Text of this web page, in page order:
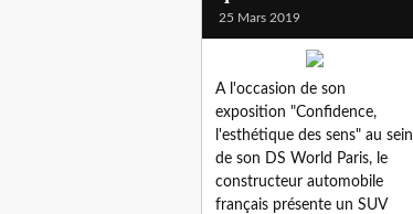
25 Mars 2019
A l'occasion de son
exposition "Confidence,
l'esthétique des sens" au sein
de son DS World Paris, le
constructeur automobile
français présente un SUV